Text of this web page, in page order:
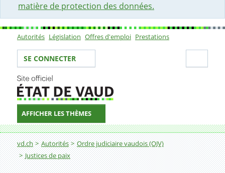
matière de protection des données.
Sous-navigation
Autorités Législation Offres d'emploi Prestations
Votre identité
SE CONNECTER
AFFICHER LES THÈMES
Fil d'Ariane
vd.ch Autorités
Ordre judiciaire vaudois (OJV)
Justices de paix
Jura-Nord vaudois et Gros-de-Vaud